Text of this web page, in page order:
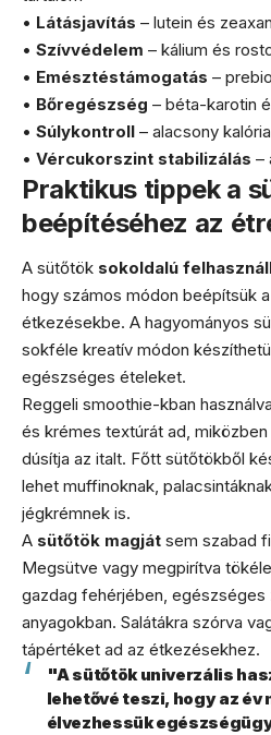
• Látásjavítás – lutein és
• Szívvédelem – kálium és
• Emésztéstámogatás –
• Bőregészség – béta-karotin
• Súlykontroll – alacsony
• Vércukorszint stabilizálás –
Praktikus tippek a
beépítéséhez az
A sütőtök sokoldalú
hogy számos módon beépítsük
étkezésekbe. A hagyományos
sokféle kreatív módon
egészséges ételeket.
Reggeli smoothie-kban
és krémes textúrát ad,
dúsítja az italt. Főtt sütőtökből
lehet muffinoknak,
jégkrémnek is.
A sütőtök magját sem szabad
Megsütve vagy megpirítva
gazdag fehérjében, egészséges
anyagokban. Salátákra szórva
tápértéket ad az étkezésekhez.
"A sütőtök univerzális
lehetővé teszi, hogy az év
élvezhessük